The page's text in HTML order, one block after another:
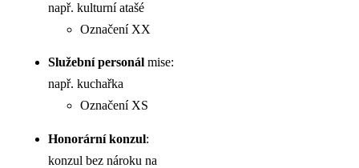
např. kulturní atašé
Označení XX
Služební personál mise:
např. kuchařka
Označení XS
Honorární konzul:
konzul bez nároku na